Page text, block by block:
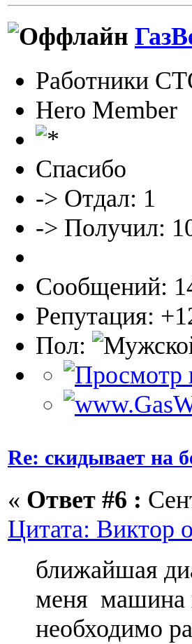
Работники
Hero Member
Спасибо
-> Отдал: 1
-> Получил:
Сообщений:
Репутация:
Пол:
Re: скидывает на
« Ответ #6 :
Цитата: Виктор
ближайшая
меня машина
необходимо